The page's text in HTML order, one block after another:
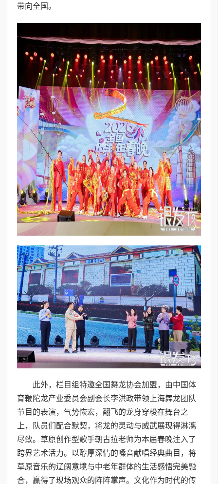
带向全国。
此外，栏目组特邀全国舞龙协会加盟，由中国体
育鞭陀龙产业委员会副会长李洪政带领上海舞龙团队
节目的表演，气势恢宏，翻飞的龙身穿梭在舞台之
上，队员们配合默契，将龙的灵动与威武展现得淋漓
尽致。草原创作型歌手朝古拉老师为本届春晚注入了
跨界艺术活力。以醇厚深情的嗓音献唱经典曲目，将
草原音乐的辽阔意境与中老年群体的生活感悟完美融
合，赢得了现场观众的阵阵掌声。文化作为时代的传